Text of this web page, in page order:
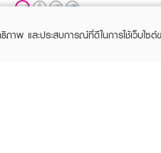
ภาพ และประสบการณ์ที่ดีในการใช้เว็บ